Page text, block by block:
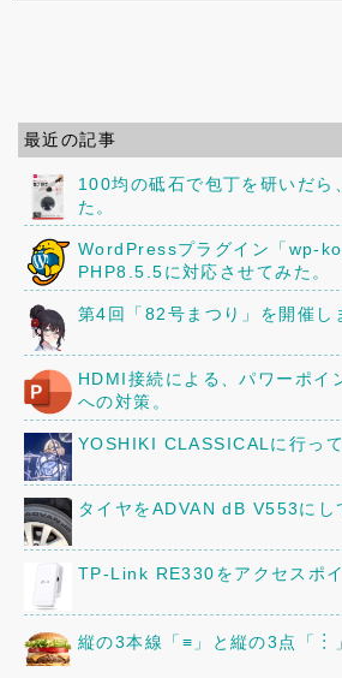
最近の記事
100均の砥石で包丁を研いだら
た。
WordPressプラグイン「wp-
PHP8.5.5に対応させてみた。
第4回「82号まつり」を開催し
HDMI接続による、パワーポイ
への対策。
YOSHIKI CLASSICALに行って
タイヤをADVAN dB V553にし
TP-Link RE330をアクセスポイ
縦の3本線「≡」と縦の3点「︙